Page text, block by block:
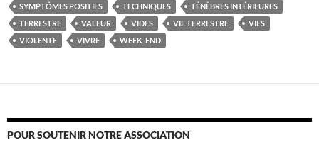
SYMPTÔMES POSITIFS
TECHNIQUES
TÉNÈBRES INTÉRIEURES
TERRESTRE
VALEUR VIDES VIE TERRESTRE
VIES
VIOLENTE
VIVRE WEEK-END
POUR SOUTENIR NOTRE ASSOCIATION